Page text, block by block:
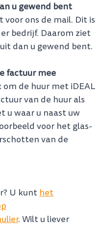
u gewend bent
ons de mail. Dit is
bedrijf. Daarom ziet
dan u gewend bent.
factuur mee
de huur met iDEAL
van de huur als
u waar u naast uw
voor het glas-
van de
U kunthet
r. Wilt u liever